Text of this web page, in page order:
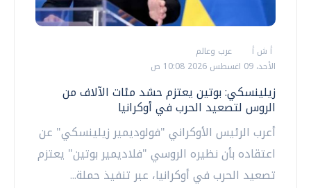
أ ش أ
عرب وعالم
الأحد، 09 اغسطس 2026 10:08 ص
زيلينسكي: بوتين يعتزم حشد مئات الآلاف من
الروس لتصعيد الحرب في أوكرانيا
أعرب الرئيس الأوكراني "فولوديمير زيلينسكي" عن
اعتقاده بأن نظيره الروسي "فلاديمير بوتين" يعتزم
تصعيد الحرب في أوكرانيا، عبر تنفيذ حملة...